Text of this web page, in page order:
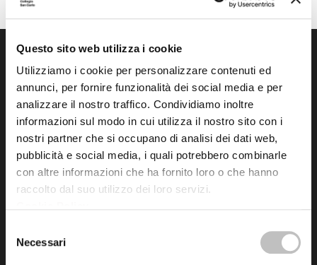
Questo sito web utilizza i cookie
Utilizziamo i cookie per personalizzare contenuti ed
annunci, per fornire funzionalità dei social media e per
analizzare il nostro traffico. Condividiamo inoltre
informazioni sul modo in cui utilizza il nostro sito con i
nostri partner che si occupano di analisi dei dati web,
pubblicità e social media, i quali potrebbero combinarle
con altre informazioni che ha fornito loro o che hanno
raccolto dal suo utilizzo dei loro servizi.
delNecessari
Fondazione Collegio San Carlo
Via San Carlo 5
41121 Modena (MO)
P.I. 00641060363